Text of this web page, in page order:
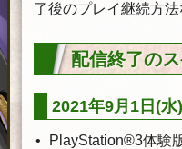
了後のプレイ継続方法
配信終了の
2021年9月1日(
PlayStation®3体験